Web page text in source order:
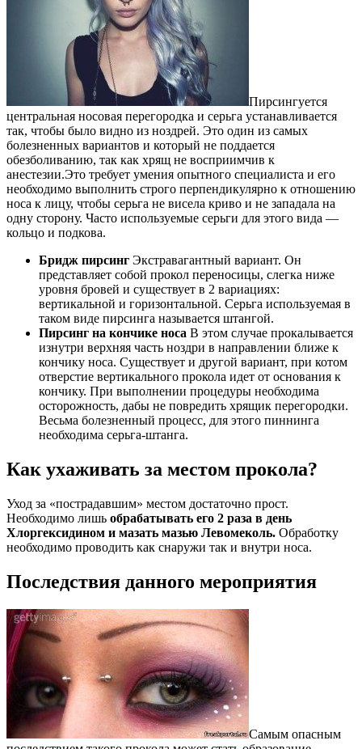
Пирсингуется
центральная носовая перегородка и серьга устанавливается
так, чтобы было видно из ноздрей. Это один из самых
болезненных вариантов и который не поддается
обезболиванию, так как хрящ не восприимчив к
анестезии.Это требует умения опытного специалиста и его
необходимо выполнить строго перпендикулярно к отношению
носа к лицу, чтобы серьга не висела криво и не западала на
одну сторону. Часто используемые серьги для этого вида —
кольцо и подкова.
Бридж пирсинг Экстравагантный вариант. Он
представляет собой прокол переносицы, слегка ниже
уровня бровей и существует в 2 вариациях:
вертикальной и горизонтальной. Серьга используемая в
таком виде пирсинга называется штангой.
Пирсинг на кончике носа В этом случае прокалывается
изнутри верхняя часть ноздри в направлении ближе к
кончику носа. Существует и другой вариант, при котом
отверстие вертикального прокола идет от основания к
кончику. При выполнении процедуры необходима
осторожность, дабы не повредить хрящик перегородки.
Весьма болезненный процесс, для этого пиннинга
необходима серьга-штанга.
Как ухаживать за местом прокола?
Уход за «пострадавшим» местом достаточно прост.
Необходимо лишь обрабатывать его 2 раза в день
Хлоргексидином и мазать мазью Левомеколь. Обработку
необходимо проводить как снаружи так и внутри носа.
Последствия данного мероприятия
Самым опасным